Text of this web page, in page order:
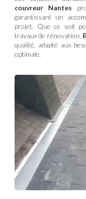
couvreur Nantes
garantissant un
projet. Que ce soit
travaux de rénovation,
qualité, adapté aux
optimale.